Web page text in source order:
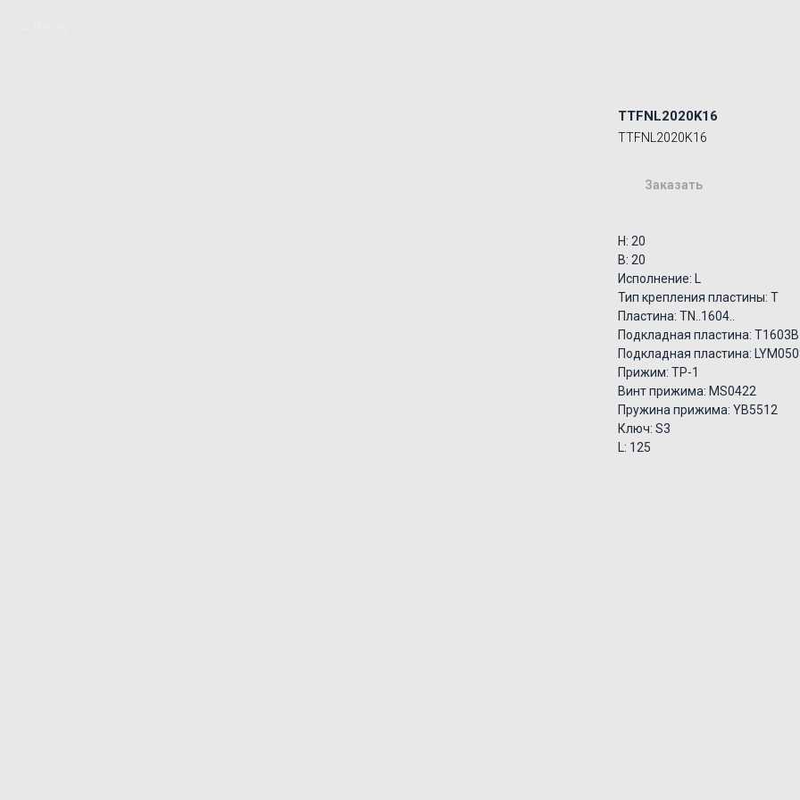
TTFNL2020K16
TTFNL2020K16
Заказать
H: 20
B: 20
Исполнение: L
Тип крепления пластины: T
Пластина: TN..1604..
Подкладная пластина: T1603B
Подкладная пластина:
Прижим: TP-1
Винт прижима: MS0422
Пружина прижима: YB5512
Ключ: S3
L: 125